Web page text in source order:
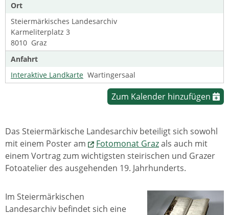
Ort
Steiermärkisches Landesarchiv
Karmeliterplatz 3
8010 Graz
Anfahrt
Interaktive Landkarte Wartingersaal
Zum Kalender hinzufügen
Das Steiermärkische Landesarchiv beteiligt sich sowohl
mit einem Poster am
Fotomonat Grazals auch mit
einem Vortrag zum wichtigsten steirischen und Grazer
Fotoatelier des ausgehenden 19. Jahrhunderts.
Im Steiermärkischen
Landesarchiv befindet sich eine